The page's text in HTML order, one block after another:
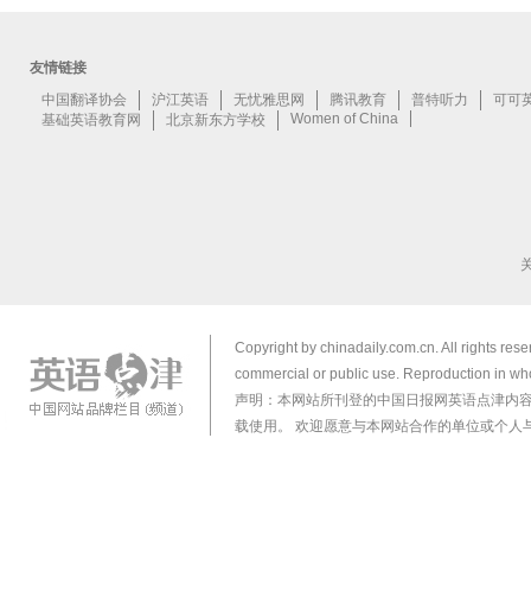
Copyright by chinadaily.com.cn. All rights
commercial or public use. Reproduction in
声明：本网站所刊登的中国日报网英语点津内
载使用。 欢迎愿意与本网站合作的单位或个人